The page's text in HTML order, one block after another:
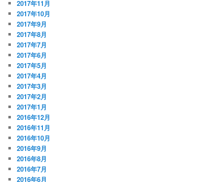
2017年11月
2017年10月
2017年9月
2017年8月
2017年7月
2017年6月
2017年5月
2017年4月
2017年3月
2017年2月
2017年1月
2016年12月
2016年11月
2016年10月
2016年9月
2016年8月
2016年7月
2016年6月